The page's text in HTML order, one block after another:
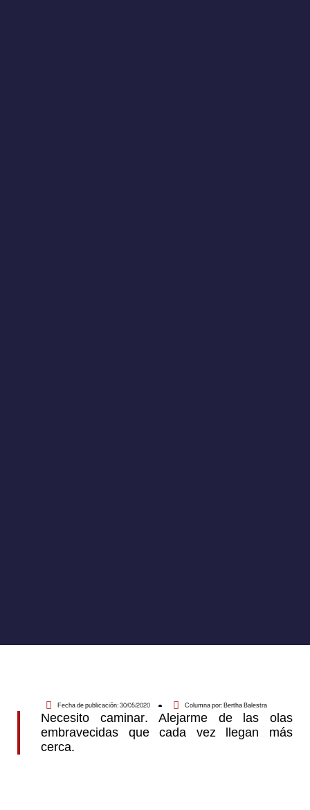
Fecha de publicación:30/05/2020 Columna por:Bertha Balestra
Necesito caminar. Alejarme de las olas
embravecidas que cada vez llegan más
cerca.